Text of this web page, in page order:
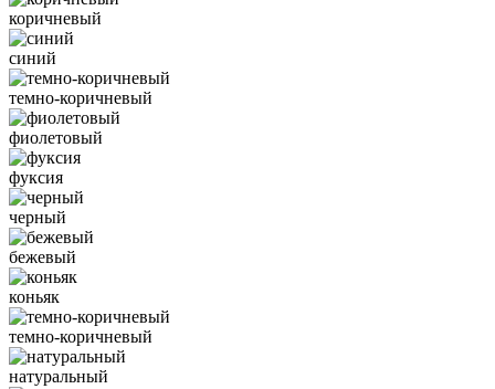
коричневый
синий
темно-коричневый
фиолетовый
фуксия
черный
бежевый
коньяк
темно-коричневый
натуральный